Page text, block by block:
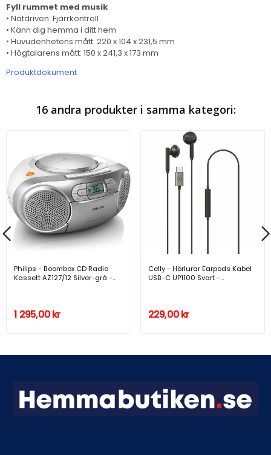
Fyll rummet med musik
• Nätdriven. Fjärrkontroll
• Känn dig hemma i ditt hem
• Huvudenhetens mått: 220 x 104 x 231,5 mm
• Högtalarens mått: 150 x 241,3 x 173 mm
Produktdokument
16 andra produkter i samma kategori:
Philips - Boombox CD Radio
Kassett AZ127/12 Silver-grå -
1 295,00 kr
Celly - Hörlurar Earpods Kabel
USB-C UP1100 Svart -
229,00 kr